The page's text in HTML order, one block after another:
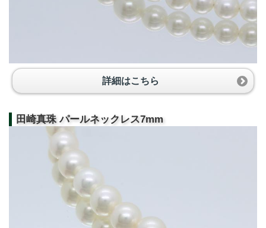
詳細はこちら
田崎真珠 パールネックレス7mm